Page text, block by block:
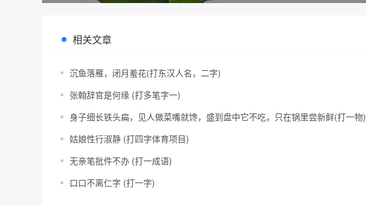
相关文章
沉鱼落雁，闭月羞花(打东汉人名，二字)
张翰辞官是何缘 (打多笔字一)
身子细长铁头扁，见人做菜嘴就馋，盛到盘中它不吃，只在锅里尝新鲜(打一物)
姑娘性行淑静 (打四字体育项目)
无亲笔批件不办 (打一成语)
口口不离仁字 (打一字)